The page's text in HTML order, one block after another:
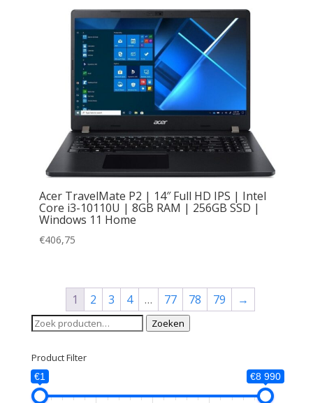
Acer TravelMate P2 | 14″ Full HD IPS | Intel
Core i3-10110U | 8GB RAM | 256GB SSD |
Windows 11 Home
€406,75
1 2 3 4 … 77 78 79
→
Zoeken
naar:
Zoeken
Product Filter
€1 €8 990